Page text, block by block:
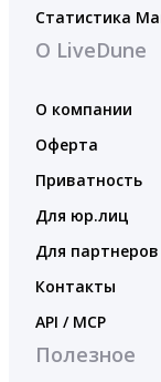
Статистика
О LiveDune
О компании
Оферта
Приватность
Для юр.лиц
Для партнеров
Контакты
API / MCP
Полезное